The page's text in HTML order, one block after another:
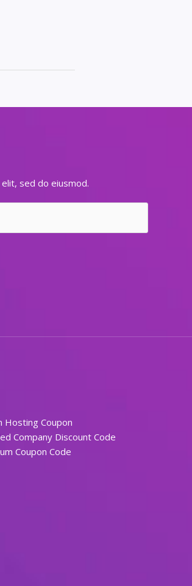
sed do eiusmod.
Hosting Coupon
Company Discount Code
Coupon Code